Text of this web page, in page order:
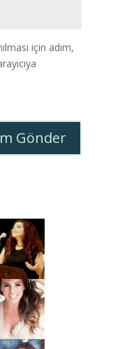
için adım,